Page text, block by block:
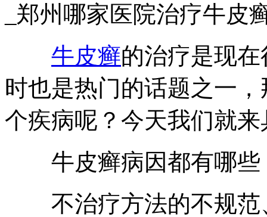
_郑州哪家医院治疗牛皮
牛皮癣的治疗是现
时也是热门的话题之一
个疾病呢？今天我们就
牛皮癣病因都有哪些
不治疗方法的不规范